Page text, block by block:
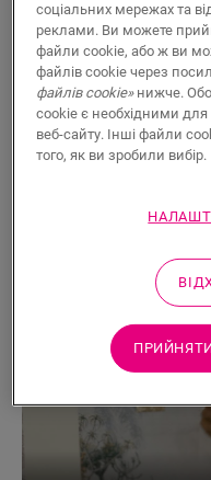
Головна
соціальних мережах та
реклами. Ви можете
файли cookie, або ж ви
файлів cookie через
файлів cookie»нижче.
cookie є необхідними
веб-сайту. Інші файли
того, як ви зробили вибір.